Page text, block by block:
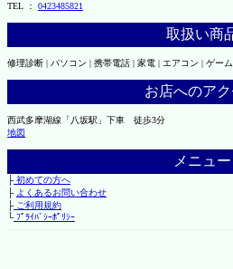
TEL ： 0423485821
取扱い商
修理診断 | パソコン | 携帯電話 | 家電 | エアコン | ゲーム
お店へのアク
西武多摩湖線「八坂駅」下車 徒歩3分
地図
メニュー
├初めての方へ
├ よくあるお問い合わせ
├ご利用規約
└ﾌﾟﾗｲﾊﾞｼｰﾎﾟﾘｼｰ